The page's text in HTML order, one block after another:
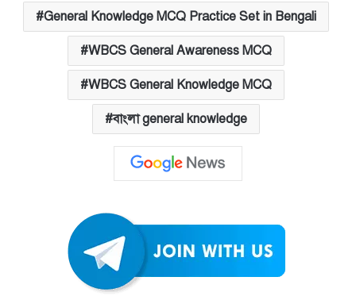
General Knowledge MCQ Practice Set in Bengali
WBCS General Awareness MCQ
WBCS General Knowledge MCQ
বাংলা general knowledge